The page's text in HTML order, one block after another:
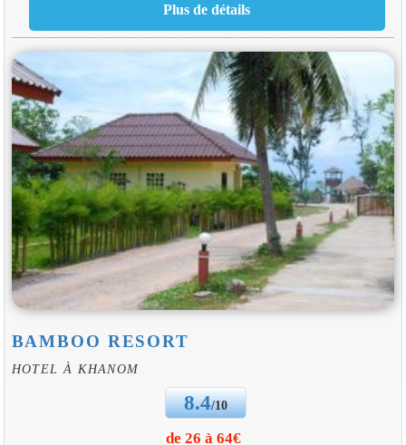
BAMBOO RESORT
HOTEL À KHANOM
8.4/10
de 26 à 64€